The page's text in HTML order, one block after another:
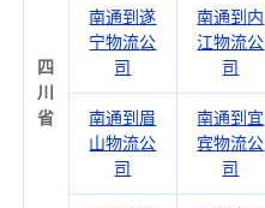
四
川
省
南通到遂
宁物流公
司
南通到内
江物流公
司
南通到眉
山物流公
司
南通到宜
宾物流公
司